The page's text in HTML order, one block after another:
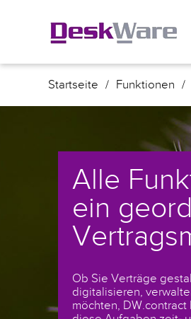
Startseite / Funktionen /
Alle
ein
Ob Sie Verträge
digitalisieren,
möchten,